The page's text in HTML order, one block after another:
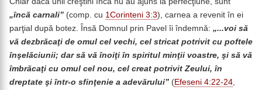
„încă carnali” (comp. cu 1Corinteni 3:3), carnea a revenit în ei
parţial după botez. Însă Domnul prin Pavel îi îndemnă: „...voi să
vă dezbrăcaţi de omul cel vechi, cel stricat potrivit cu poftele
înşelăciunii; dar să vă înoiţi în spiritul minţii voastre, şi să vă
îmbrăcaţi cu omul cel nou, cel creat potrivit Zeului, în
dreptate şi într-o sfinţenie a adevărului” (Efeseni 4:22-24